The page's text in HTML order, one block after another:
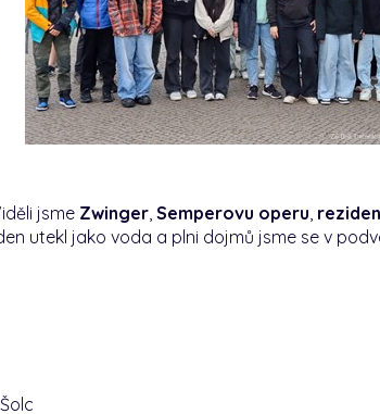
jsme Zwinger Semperovu operu
utekl jako voda a plni dojmů jsme se v